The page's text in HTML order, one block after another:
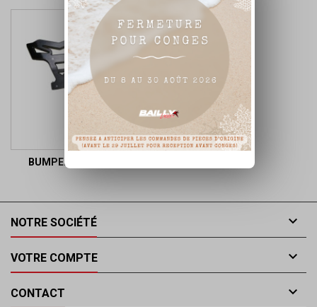
BUMPER ET GRAB BAR
NOTRE SOCIÉTÉ 
VOTRE COMPTE 
CONTACT 